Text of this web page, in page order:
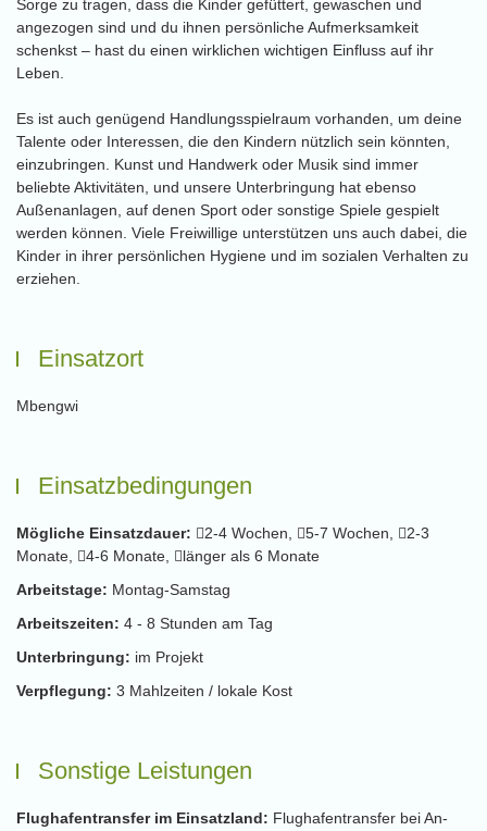
Sorge zu tragen, dass die Kinder gefüttert, gewaschen und
angezogen sind und du ihnen persönliche Aufmerksamkeit
schenkst – hast du einen wirklichen wichtigen Einfluss auf ihr
Leben.
Es ist auch genügend Handlungsspielraum vorhanden, um deine
Talente oder Interessen, die den Kindern nützlich sein könnten,
einzubringen. Kunst und Handwerk oder Musik sind immer
beliebte Aktivitäten, und unsere Unterbringung hat ebenso
Außenanlagen, auf denen Sport oder sonstige Spiele gespielt
werden können. Viele Freiwillige unterstützen uns auch dabei, die
Kinder in ihrer persönlichen Hygiene und im sozialen Verhalten zu
erziehen.
Einsatzort
Mbengwi
Einsatzbedingungen
Mögliche Einsatzdauer: 2-4 Wochen, 5-7 Wochen,
2-3
Monate,
4-6 Monate,
länger als 6 Monate
Arbeitstage: Montag-Samstag
Arbeitszeiten: 4 - 8 Stunden am Tag
Unterbringung: im Projekt
Verpflegung: 3 Mahlzeiten / lokale Kost
Sonstige Leistungen
Flughafentransfer im Einsatzland: Flughafentransfer bei An-